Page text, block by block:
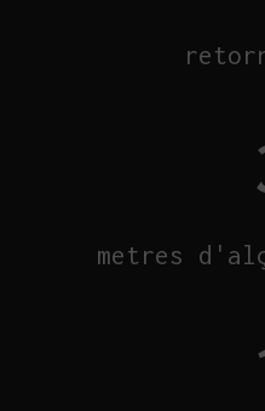
metres